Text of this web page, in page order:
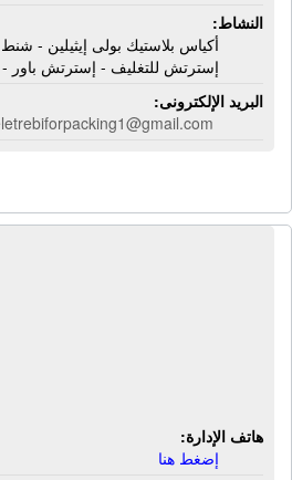
النشاط:
أكياس بلاستيك بولى إيثيلين - شنط
إسترتش للتغليف - إسترتش باور -
البريد الإلكترونى:
هاتف الإدارة:
إضغط هنا